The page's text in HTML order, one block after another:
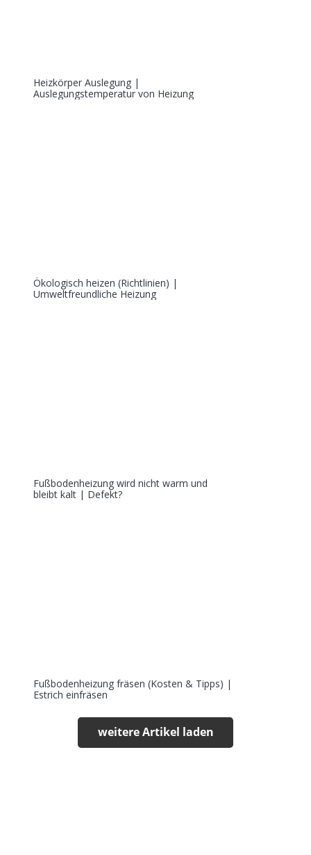
Heizkörper Auslegung |
Auslegungstemperatur von Heizung
Ökologisch heizen (Richtlinien) |
Umweltfreundliche Heizung
Fußbodenheizung wird nicht warm und
bleibt kalt | Defekt?
Fußbodenheizung fräsen (Kosten & Tipps) |
Estrich einfräsen
weitere Artikel laden